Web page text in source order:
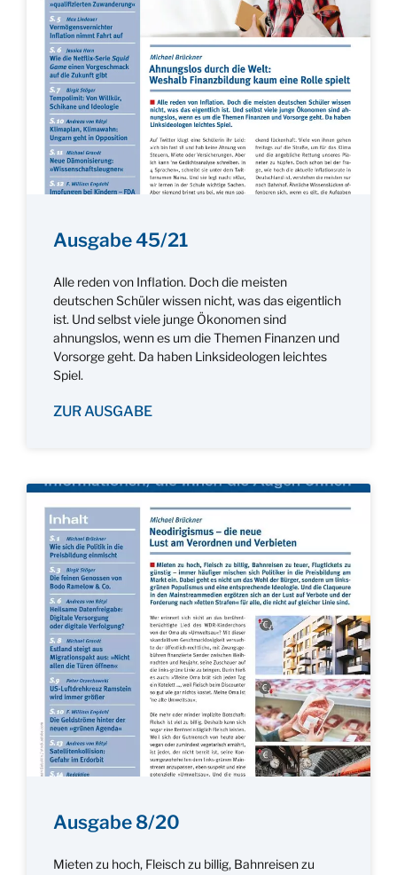
Ausgabe 45/21
Alle reden von Inflation. Doch die meisten
deutschen Schüler wissen nicht, was das eigentlich
ist. Und selbst viele junge Ökonomen sind
ahnungslos, wenn es um die Themen Finanzen und
Vorsorge geht. Da haben Linksideologen leichtes
Spiel.
ZUR AUSGABE
Ausgabe 8/20
Mieten zu hoch, Fleisch zu billig, Bahnreisen zu